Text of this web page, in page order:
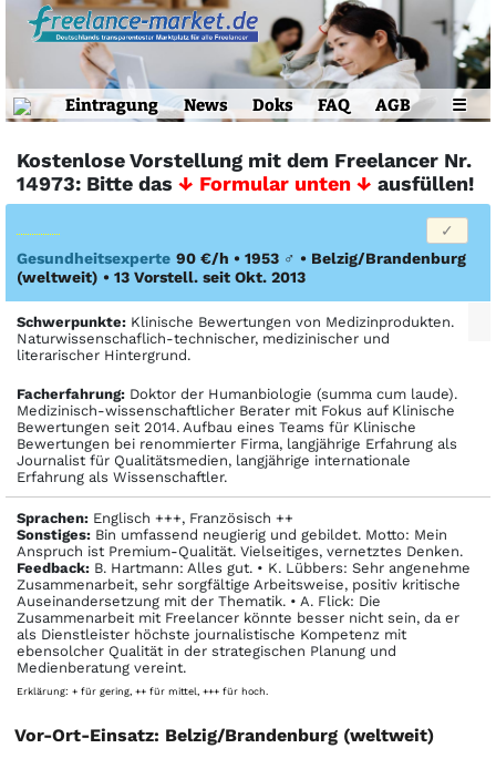
Eintragung News Doks FAQ AGB ☰
Kostenlose Vorstellung mit dem Freelancer Nr.
14973: Bitte das ↓ Formular unten ↓ ausfüllen!
Gesundheitsexperte 90 €/h • 1953 ♂ • Belzig/Brandenburg
(weltweit) • 13 Vorstell. seit Okt. 2013
Schwerpunkte: Klinische Bewertungen von Medizinprodukten.
Naturwissenschaflich-technischer, medizinischer und
literarischer Hintergrund.
Facher­fahrung: Doktor der Humanbiologie (summa cum laude).
Medizinisch-wissenschaftlicher Berater mit Fokus auf Klinische
Bewertungen seit 2014. Aufbau eines Teams für Klinische
Bewertungen bei renommierter Firma, langjährige Erfahrung als
Journalist für Qualitätsmedien, langjährige internationale
Erfahrung als Wissenschaftler.
Sprachen: Englisch +++, Französisch ++
Sonstiges: Bin umfassend neugierig und gebildet. Motto: Mein
Anspruch ist Premium-Qualität. Vielseitiges, vernetztes Denken.
Feedback: B. Hartmann: Alles gut. • K. Lübbers: Sehr angenehme
Zusammenarbeit, sehr sorgfältige Arbeitsweise, positiv kritische
Auseinandersetzung mit der Thematik. • A. Flick: Die
Zusammenarbeit mit Freelancer könnte besser nicht sein, da er
als Dienstleister höchste journalistische Kompetenz mit
ebensolcher Qualität in der strategischen Planung und
Medienberatung vereint.
Erklärung: + für gering, ++ für mittel, +++ für hoch.
Vor-Ort-Einsatz: Belzig/Brandenburg (weltweit)